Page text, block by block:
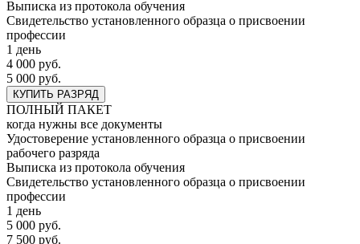
Выписка из протокола обучения
Свидетельство установленного образца о присвоении
профессии
1 день
4 000 руб.
5 000 руб.
КУПИТЬ РАЗРЯД
ПОЛНЫЙ ПАКЕТ
когда нужны все документы
Удостоверение установленного образца о присвоении
рабочего разряда
Выписка из протокола обучения
Свидетельство установленного образца о присвоении
профессии
1 день
5 000 руб.
7 500 руб.